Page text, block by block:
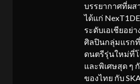
บรรยากาศที่ผส
ได้แก่
ระดับเอเชียอย่
ศิลปินกลุ่มแรกที่
ดนตรีรุ่นใหม่ที่
และพิเศษสุด ๆ
ของไทย กับ